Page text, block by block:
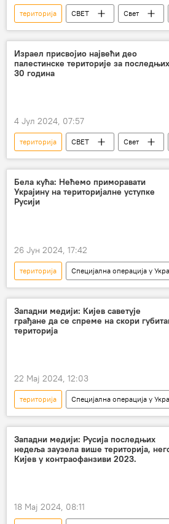
територија СВЕТ Свет
Запад
подела НАТО
Израел присвојио највећи део
палестинске територије за последњих
30 година
4 Јул 2024, 07:57
територија СВЕТ Свет
Палестина
освајање
Земља
Бела кућа: Нећемо приморавати
Украјину на територијалне уступке
Русији
26 Јун 2024, 17:42
територија
Специјална операција у
Специјална војна операција у Украјини –
Бела кућа
Украјина
Русија
Западни медији: Кијев саветује
грађане да се спреме на скори
територија
22 Мај 2024, 12:03
територија
Специјална операција у
Специјална војна операција у Украјини –
Русија
Украјина
Западни медији: Русија последњих
недеља заузела више територија,
Кијев у контраофанзиви 2023.
18 Мај 2024, 08:11